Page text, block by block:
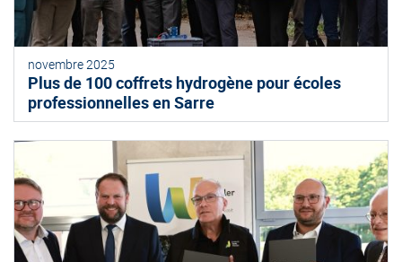
novembre 2025
Plus de 100 coffrets hydrogène pour écoles
professionnelles en Sarre